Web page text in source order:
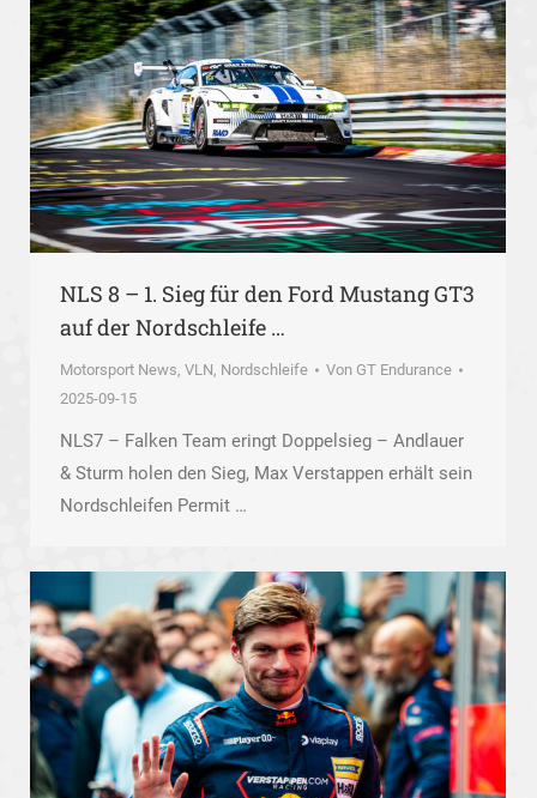
NLS 8 – 1. Sieg für den Ford Mustang GT3
auf der Nordschleife …
Motorsport News, VLN, Nordschleife Von GT Endurance
2025-09-15
NLS7 – Falken Team eringt Doppelsieg – Andlauer
& Sturm holen den Sieg, Max Verstappen erhält sein
Nordschleifen Permit …